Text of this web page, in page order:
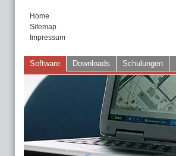
Home
Sitemap
Impressum
Software Downloads Schulungen